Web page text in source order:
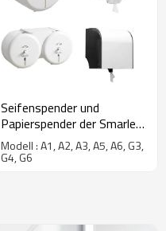
Seifenspender und
Papierspender der Smarlean
Center Pull-Serie
Modell : A1, A2, A3, A5, A6, G3,
G4, G6